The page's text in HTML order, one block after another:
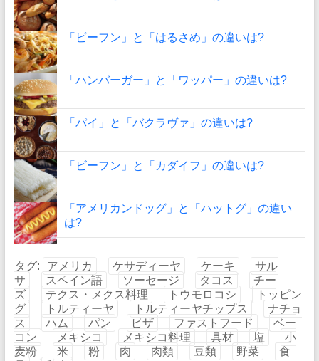
「ビーフン」と「はるさめ」の違いは?
「ハンバーガー」と「ワッパー」の違いは?
「パイ」と「バクラヴァ」の違いは?
「ビーフン」と「カダイフ」の違いは?
「アメリカンドッグ」と「ハットグ」の違い
は?
タグ: アメリカ ケサディーヤ ケーキ
サル
サ
スペイン語 ソーセージ タコス
チー
ズ
テクス・メクス料理 トウモロコシ
トッピン
グ
トルティーヤ トルティーヤチップス
ナチョ
ス
ハム パン ピザ ファストフード
ベー
コン
メキシコ メキシコ料理 具材 塩
小
麦粉
米 粉 肉 肉類 豆類 野菜
食